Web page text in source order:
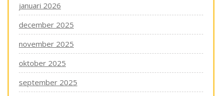
januari 2026
december 2025
november 2025
oktober 2025
september 2025